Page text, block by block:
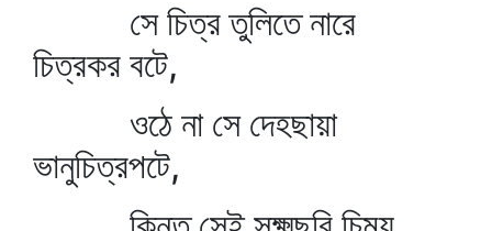
সে চিত্র তুলিতে নারে
চিত্রকর বটে,
ওঠে না সে দেহছায়া
ভানুচিত্রপটে,